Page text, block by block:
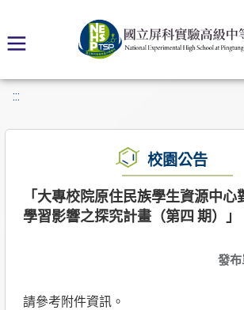
:::
校園公告
「大專校院原住民族學生資源中心
學習影響之探究計畫（第四 期）」
發布
請參考附件資訊。